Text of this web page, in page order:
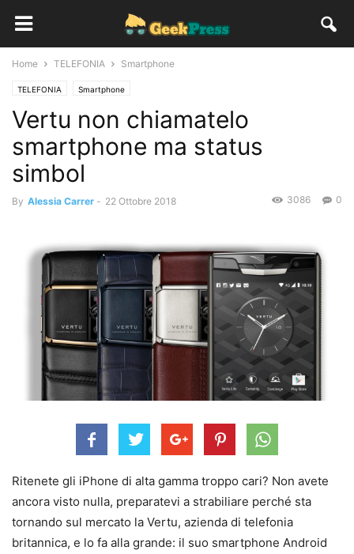
Home TELEFONIA Smartphone
TELEFONIA Smartphone
Vertu non chiamatelo
smartphone ma status
simbol
By Alessia Carrer - 22 Ottobre 2018 0
3086
Ritenete gli iPhone di alta gamma troppo cari? Non avete
ancora visto nulla, preparatevi a strabiliare perché sta
tornando sul mercato la Vertu, azienda di telefonia
britannica, e lo fa alla grande: il suo smartphone Android